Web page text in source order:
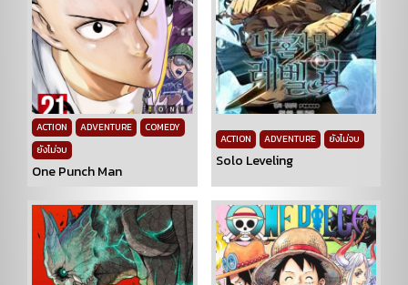
ACTION ADVENTURE
COMEDY
ยังไม่จบ
One Punch Man
ACTION ADVENTURE ยังไม่จบ
Solo Leveling